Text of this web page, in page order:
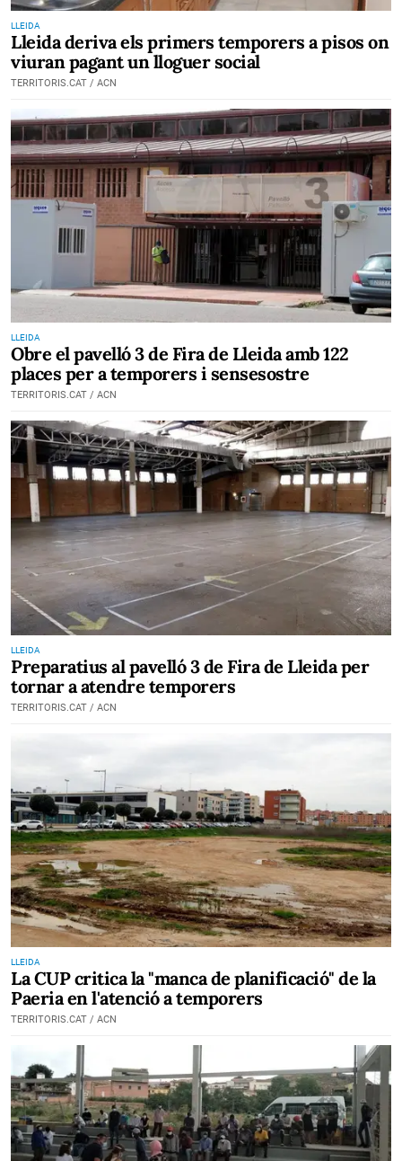
LLEIDA
Lleida deriva els primers temporers a pisos on
viuran pagant un lloguer social
TERRITORIS.CAT / ACN
LLEIDA
Obre el pavelló 3 de Fira de Lleida amb 122
places per a temporers i sensesostre
TERRITORIS.CAT / ACN
LLEIDA
Preparatius al pavelló 3 de Fira de Lleida per
tornar a atendre temporers
TERRITORIS.CAT / ACN
LLEIDA
La CUP critica la "manca de planificació" de la
Paeria en l'atenció a temporers
TERRITORIS.CAT / ACN